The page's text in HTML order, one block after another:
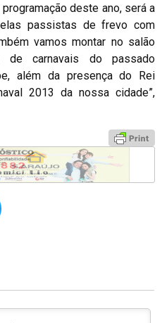
deste ano, será a
passistas de frevo com
vamos montar no salão
de carnavais do passado
além da presença do Rei
2013 da nossa cidade”,